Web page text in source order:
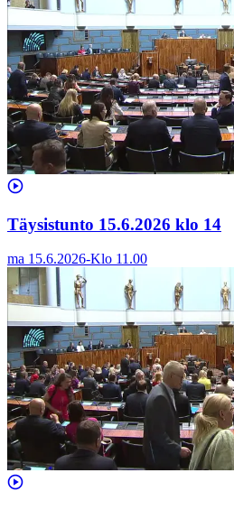
Täysistunto 15.6.2026 klo 14
ma 15.6.2026-Klo 11.00